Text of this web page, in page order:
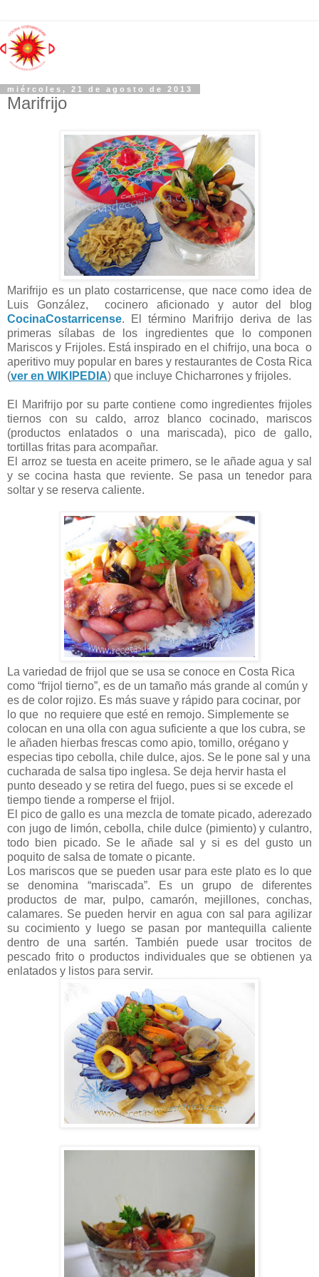
miércoles, 21 de agosto de 2013
Marifrijo
Marifrijo es un plato costarricense, que nace como idea de
Luis González, cocinero aficionado y autor del blog
CocinaCostarricense. El término Marifrijo deriva de las
primeras sílabas de los ingredientes que lo componen
Mariscos y Frijoles. Está inspirado en el chifrijo, una boca o
aperitivo muy popular en bares y restaurantes de Costa Rica
(ver en WIKIPEDIA) que incluye Chicharrones y frijoles.
El Marifrijo por su parte contiene como ingredientes frijoles
tiernos con su caldo, arroz blanco cocinado, mariscos
(productos enlatados o una mariscada), pico de gallo,
tortillas fritas para acompañar.
El arroz se tuesta en aceite primero, se le añade agua y sal
y se cocina hasta que reviente. Se pasa un tenedor para
soltar y se reserva caliente.
La variedad de frijol que se usa se conoce en Costa Rica
como “frijol tierno”, es de un tamaño más grande al común y
es de color rojizo. Es más suave y rápido para cocinar, por
lo que no requiere que esté en remojo. Simplemente se
colocan en una olla con agua suficiente a que los cubra, se
le añaden hierbas frescas como apio, tomillo, orégano y
especias tipo cebolla, chile dulce, ajos. Se le pone sal y una
cucharada de salsa tipo inglesa. Se deja hervir hasta el
punto deseado y se retira del fuego, pues si se excede el
tiempo tiende a romperse el frijol.
El pico de gallo es una mezcla de tomate picado, aderezado
con jugo de limón, cebolla, chile dulce (pimiento) y culantro,
todo bien picado. Se le añade sal y si es del gusto un
poquito de salsa de tomate o picante.
Los mariscos que se pueden usar para este plato es lo que
se denomina “mariscada”. Es un grupo de diferentes
productos de mar, pulpo, camarón, mejillones, conchas,
calamares. Se pueden hervir en agua con sal para agilizar
su cocimiento y luego se pasan por mantequilla caliente
dentro de una sartén. También puede usar trocitos de
pescado frito o productos individuales que se obtienen ya
enlatados y listos para servir.